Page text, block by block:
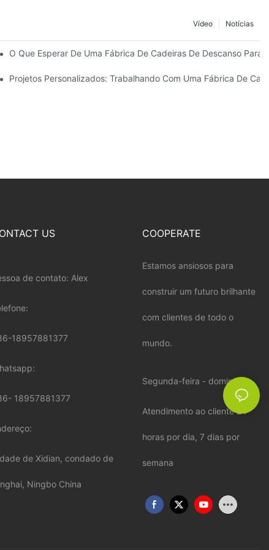
Notícias
Vídeo
Sóis De Praia
O Que Esperar De Uma Fábrica De Cadeiras De Descanso Para
Para Áreas Externas.
Projetos Personalizados: Trabalhando Com Uma Fábrica De
US
de contato: Alex
18957881377
18957881377
de Xidian, condado de
Ningbo China
COOPERATE
Estamos ansiosos para
construir um futuro brilhante
com clientes de todo o
mundo.
Segunda-feira - domingo:
Atendimento ao cliente 24
horas por dia, 7 dias por
semana